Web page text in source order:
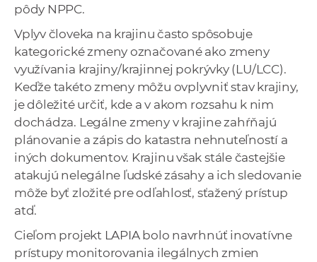
pôdy NPPC.
Vplyv človeka na krajinu často spôsobuje
kategorické zmeny označované ako zmeny
využívania krajiny/krajinnej pokrývky (LU/LCC).
Keďže takéto zmeny môžu ovplyvniť stav krajiny,
je dôležité určiť, kde a v akom rozsahu k nim
dochádza. Legálne zmeny v krajine zahŕňajú
plánovanie a zápis do katastra nehnuteľností a
iných dokumentov. Krajinu však stále častejšie
atakujú nelegálne ľudské zásahy a ich sledovanie
môže byť zložité pre odľahlosť, sťažený prístup
atď.
Cieľom projekt LAPIA bolo navrhnúť inovatívne
prístupy monitorovania ilegálnych zmien